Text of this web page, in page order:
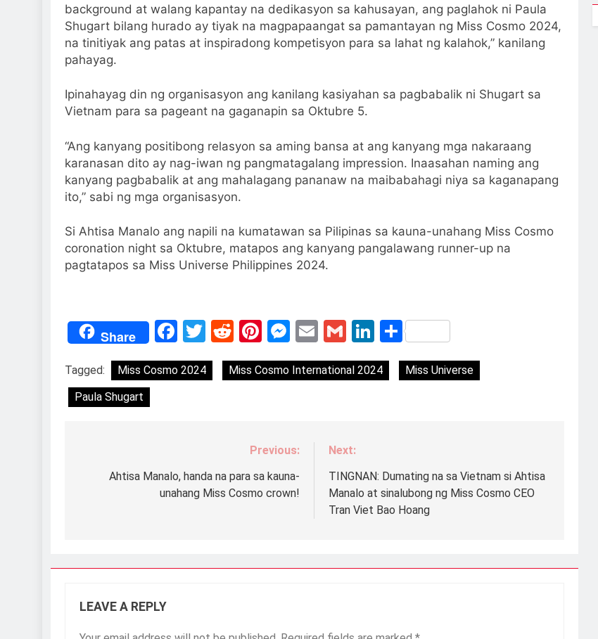
background at walang kapantay na dedikasyon sa kahusayan, ang paglahok ni Paula
Shugart bilang hurado ay tiyak na magpapaangat sa pamantayan ng Miss Cosmo 2024,
na tinitiyak ang patas at inspiradong kompetisyon para sa lahat ng kalahok,” kanilang
pahayag.
Ipinahayag din ng organisasyon ang kanilang kasiyahan sa pagbabalik ni Shugart sa
Vietnam para sa pageant na gaganapin sa Oktubre 5.
“Ang kanyang positibong relasyon sa aming bansa at ang kanyang mga nakaraang
karanasan dito ay nag-iwan ng pangmatagalang impression. Inaasahan naming ang
kanyang pagbabalik at ang mahalagang pananaw na maibabahagi niya sa kaganapang
ito,” sabi ng mga organisasyon.
Si Ahtisa Manalo ang napili na kumatawan sa Pilipinas sa kauna-unahang Miss Cosmo
coronation night sa Oktubre, matapos ang kanyang pangalawang runner-up na
pagtatapos sa Miss Universe Philippines 2024.
Share Facebook
Twitter
Reddit
Pinterest
Messenger
EmailGmailLinkedIn
Share
Tagged: Miss Cosmo 2024 Miss Cosmo International 2024
Miss Universe
Paula Shugart
navigation
Previous:
Ahtisa Manalo, handa na para sa kauna-
unahang Miss Cosmo crown!
Next:
TINGNAN: Dumating na sa Vietnam si Ahtisa
Manalo at sinalubong ng Miss Cosmo CEO
Tran Viet Bao Hoang
LEAVE A REPLY